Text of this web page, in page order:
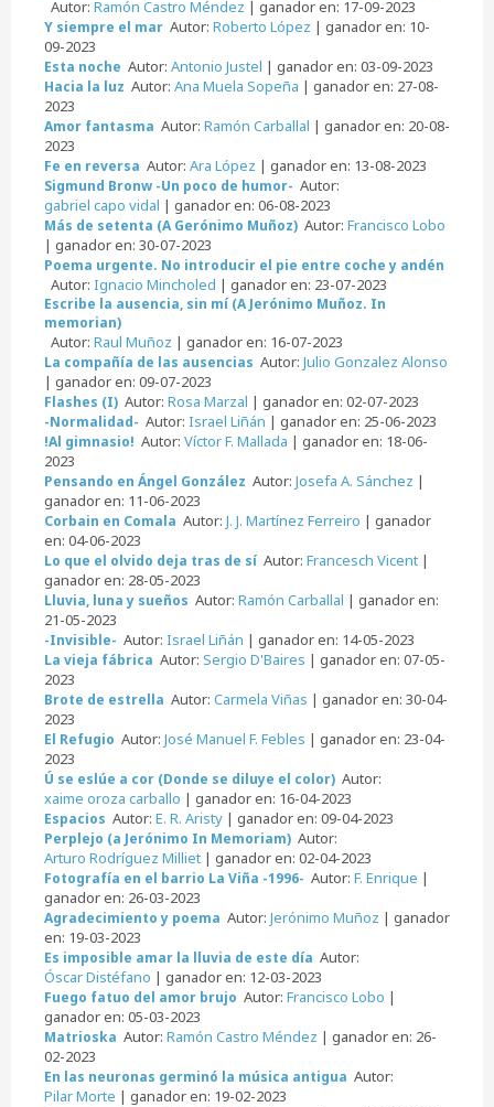
Autor: Ramón Castro Méndez | ganador en: 17-09-2023
Y siempre el mar Autor: Roberto López | ganador en: 10-
09-2023
Esta noche Autor: Antonio Justel | ganador en: 03-09-2023
Hacia la luz Autor: Ana Muela Sopeña | ganador en: 27-08-
2023
Amor fantasma Autor: Ramón Carballal | ganador en: 20-08-
2023
Fe en reversa Autor: Ara López | ganador en: 13-08-2023
Sigmund Bronw -Un poco de humor- Autor:
gabriel capo vidal | ganador en: 06-08-2023
Más de setenta (A Gerónimo Muñoz) Autor: Francisco Lobo
| ganador en: 30-07-2023
Poema urgente. No introducir el pie entre coche y andén
Autor: Ignacio Mincholed | ganador en: 23-07-2023
Escribe la ausencia, sin mí (A Jerónimo Muñoz. In
memorian)
Autor: Raul Muñoz | ganador en: 16-07-2023
La compañía de las ausencias Autor: Julio Gonzalez Alonso
| ganador en: 09-07-2023
Flashes (I) Autor: Rosa Marzal | ganador en: 02-07-2023
-Normalidad- Autor: Israel Liñán | ganador en: 25-06-2023
!Al gimnasio! Autor: Víctor F. Mallada | ganador en: 18-06-
2023
Pensando en Ángel González Autor: Josefa A. Sánchez |
ganador en: 11-06-2023
Corbain en Comala Autor: J. J. Martínez Ferreiro | ganador
en: 04-06-2023
Lo que el olvido deja tras de síAutor: Francesch Vicent |
ganador en: 28-05-2023
Lluvia, luna y sueños Autor: Ramón Carballal | ganador en:
21-05-2023
-Invisible- Autor: Israel Liñán | ganador en: 14-05-2023
La vieja fábrica Autor: Sergio D'Baires | ganador en: 07-05-
2023
Brote de estrella Autor: Carmela Viñas | ganador en: 30-04-
2023
El Refugio Autor: José Manuel F. Febles | ganador en: 23-04-
2023
Ú se eslúe a cor (Donde se diluye el color) Autor:
xaime oroza carballo | ganador en: 16-04-2023
Espacios Autor: E. R. Aristy | ganador en: 09-04-2023
Perplejo (a Jerónimo In Memoriam) Autor:
Arturo Rodríguez Milliet | ganador en: 02-04-2023
Fotografía en el barrio La Viña -1996- Autor: F. Enrique |
ganador en: 26-03-2023
Agradecimiento y poema Autor: Jerónimo Muñoz | ganador
en: 19-03-2023
Es imposible amar la lluvia de este día Autor:
Óscar Distéfano | ganador en: 12-03-2023
Fuego fatuo del amor brujo Autor: Francisco Lobo |
ganador en: 05-03-2023
Matrioska Autor: Ramón Castro Méndez | ganador en: 26-
02-2023
En las neuronas germinó la música antigua Autor:
Pilar Morte | ganador en: 19-02-2023